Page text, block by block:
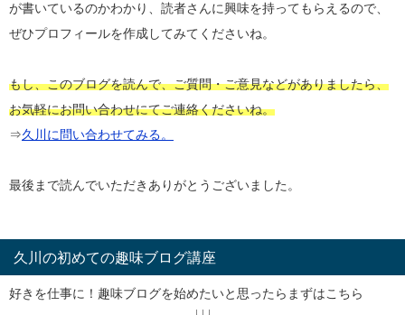
が書いているのかわかり、読者さんに興味を持ってもらえるので、
ぜひプロフィールを作成してみてくださいね。
もし、このブログを読んで、ご質問・ご意見などがありましたら、
お気軽にお問い合わせにてご連絡くださいね。
⇒久川に問い合わせてみる。
最後まで読んでいただきありがとうございました。
久川の初めての趣味ブログ講座
好きを仕事に！趣味ブログを始めたいと思ったらまずはこちら
↓↓↓